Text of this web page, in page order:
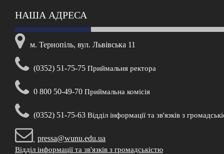
НАША АДРЕСА
м. Тернопіль, вул. Львівська 11
(0352) 51-75-75 Приймальня ректора
0 800 50-49-70 Приймальна комісія
(0352) 51-75-63 Відділ інформації та зв'язків з
pressa@wunu.edu.ua
Відділ інформації та зв'язків з громадськістю